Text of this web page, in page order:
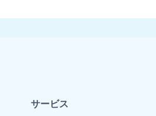
サービス